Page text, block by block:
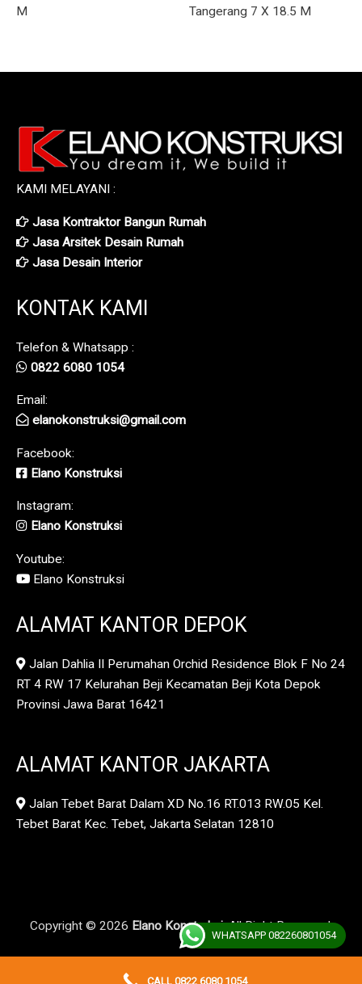
M
Tangerang 7 X 18.5 M
KAMI MELAYANI :
Jasa Kontraktor Bangun Rumah
Jasa Arsitek Desain Rumah
Jasa Desain Interior
KONTAK KAMI
Telefon & Whatsapp :
0822 6080 1054
Email:
elanokonstruksi@gmail.com
Facebook:
Elano Konstruksi
Instagram:
Elano Konstruksi
Youtube:
Elano Konstruksi
ALAMAT KANTOR DEPOK
Jalan Dahlia II Perumahan Orchid Residence Blok F No 24
RT 4 RW 17 Kelurahan Beji Kecamatan Beji Kota Depok
Provinsi Jawa Barat 16421
ALAMAT KANTOR JAKARTA
Jalan Tebet Barat Dalam XD No.16 RT.013 RW.05 Kel.
Tebet Barat Kec. Tebet, Jakarta Selatan 12810
Copyright © 2026 Elano Konstruksi.All Right Reserved.
WHATSAPP 082260801054
CALL 0822 6080 1054